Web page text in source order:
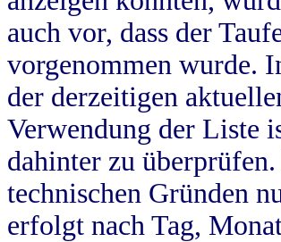
auch vor, dass der
vorgenommen wurde.
der derzeitigen
Verwendung der Liste
dahinter zu
technischen Gründen
erfolgt nach Tag,